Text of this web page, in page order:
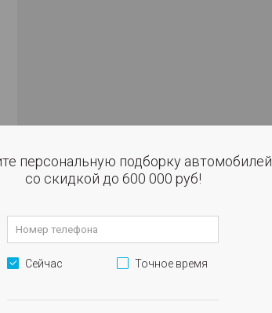
персональную подборку автомобилей
со скидкой до 600 000 руб!
Сейчас Точное время